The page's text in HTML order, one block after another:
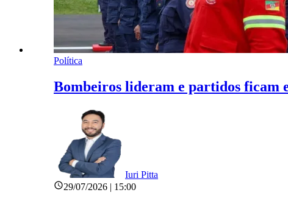
Política
Bombeiros lideram e partidos ficam
Iuri Pitta
29/07/2026 | 15:00